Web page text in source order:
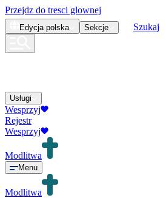
Przejdz do tresci glownej
Edycja polska Sekcje Szukaj
Usługi
Wesprzyj
Rejestr
Wesprzyj
Modlitwa
Menu
Modlitwa